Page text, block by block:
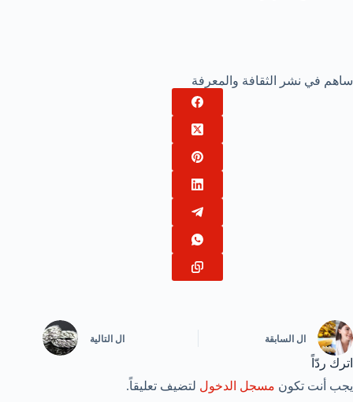
ساهم في نشر الثقافة والمعرفة
ال السابقة ال التالية
اترك ردّاً
يجب أنت تكون مسجل الدخول لتضيف تعليقاً.